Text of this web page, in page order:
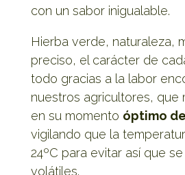
con un sabor inigualable.
Hierba verde, naturaleza,
preciso, el carácter de
todo gracias a la labor
nuestros agricultores, que
en su momento óptimo
vigilando que la
24ºC para evitar así que
volátiles.